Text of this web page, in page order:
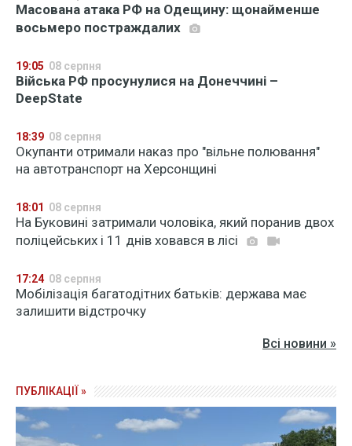
Масована атака РФ на Одещину: щонайменше
восьмеро постраждалих
19:05 08 серпня
Війська РФ просунулися на Донеччині –
DeepState
18:39 08 серпня
Окупанти отримали наказ про "вільне полювання"
на автотранспорт на Херсонщині
18:01 08 серпня
На Буковині затримали чоловіка, який поранив двох
поліцейських і 11 днів ховався в лісі
17:24 08 серпня
Мобілізація багатодітних батьків: держава має
залишити відстрочку
Всі новини »
ПУБЛІКАЦІЇ »